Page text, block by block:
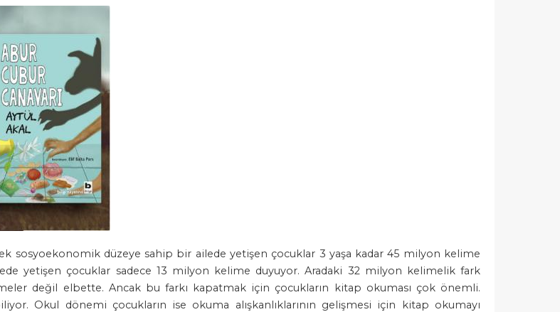
sosyoekonomik düzeye sahip bir ailede yetişen çocuklar 3 yaşa kadar 45 milyon kelime
yetişen çocuklar sadece 13 milyon kelime duyuyor. Aradaki 32 milyon kelimelik fark
değil elbette. Ancak bu farkı kapatmak için çocukların kitap okuması çok önemli.
Okul dönemi çocukların ise okuma alışkanlıklarının gelişmesi için kitap okumayı